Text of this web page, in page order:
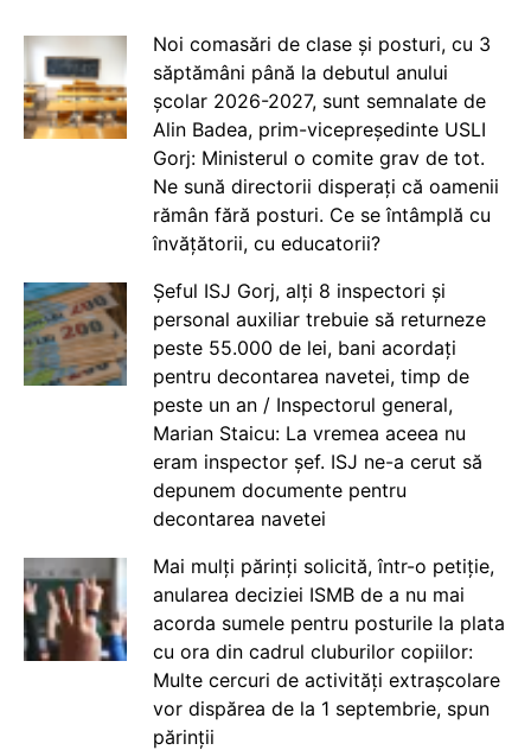
Noi comasări de clase și posturi, cu 3
săptămâni până la debutul anului
școlar 2026-2027, sunt semnalate de
Alin Badea, prim-vicepreședinte USLI
Gorj: Ministerul o comite grav de tot.
Ne sună directorii disperați că oamenii
rămân fără posturi. Ce se întâmplă cu
învățătorii, cu educatorii?
Șeful ISJ Gorj, alți 8 inspectori și
personal auxiliar trebuie să returneze
peste 55.000 de lei, bani acordați
pentru decontarea navetei, timp de
peste un an / Inspectorul general,
Marian Staicu: La vremea aceea nu
eram inspector șef. ISJ ne-a cerut să
depunem documente pentru
decontarea navetei
Mai mulți părinți solicită, într-o petiție,
anularea deciziei ISMB de a nu mai
acorda sumele pentru posturile la plata
cu ora din cadrul cluburilor copiilor:
Multe cercuri de activități extrașcolare
vor dispărea de la 1 septembrie, spun
părinții